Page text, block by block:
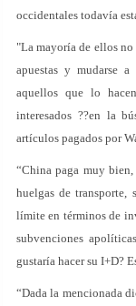
occidentales todavía
"La mayoría de ellos
apuestas y mudarse
aquellos que lo
interesados ??en la
artículos pagados por
“China paga muy
huelgas de
límite en términos de
subvenciones
gustaría hacer su I+D?
“Dada la mencionada